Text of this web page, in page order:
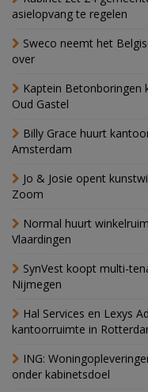
asielopvang te regelen
Sweco neemt het
over
Kaptein Betonboringen
Oud Gastel
Billy Grace huurt
Amsterdam
Jo & Josie opent
Zoom
Normal huurt
Vlaardingen
SynVest koopt multi-
Nijmegen
Hal Services en Lexys
kantoorruimte in
ING:
onder kabinetsdoel